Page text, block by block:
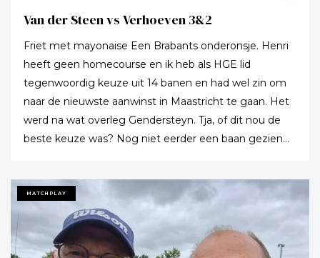
Van der Steen vs Verhoeven 3&2
Friet met mayonaise Een Brabants onderonsje. Henri
heeft geen homecourse en ik heb als HGE lid
tegenwoordig keuze uit 14 banen en had wel zin om
naar de nieuwste aanwinst in Maastricht te gaan. Het
werd na wat overleg Gendersteyn. Tja, of dit nou de
beste keuze was? Nog niet eerder een baan gezien
voor meer banen? Ze hebben echt hun best gedaan
om de afslagplaatsen en de greens groen te houden
maar dat leverde weer allerlei andere problemen op (
oa drassigheid rondom en op de greens ) dus
MATCHPLAY